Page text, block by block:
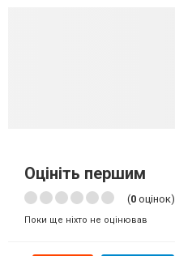
Оцініть першим
(0 оцінок)
Поки ще ніхто не оцінював